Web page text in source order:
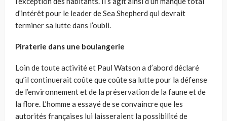
d’intérêt pour le leader de Sea Shepherd qui devrait
terminer sa lutte dans l’oubli.
Piraterie dans une boulangerie
Loin de toute activité et Paul Watson a d’abord déclaré
qu’il continuerait coûte que coûte sa lutte pour la défense
de l’environnement et de la préservation de la faune et de
la flore. L’homme a essayé de se convaincre que les
autorités françaises lui laisseraient la possibilité de